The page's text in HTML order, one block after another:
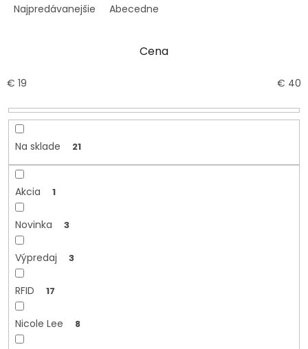
e
r
d
t
Najpredávanejšie
Abecedne
Cena
€ 19 € 40
Na sklade 21
Akcia 1
Novinka 3
Výpredaj 3
RFID 17
Nicole Lee 8